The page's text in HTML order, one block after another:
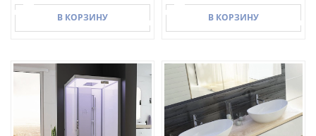
В КОРЗИНУ
В КОРЗИНУ
В КОРЗИНУ
В КОРЗИНУ